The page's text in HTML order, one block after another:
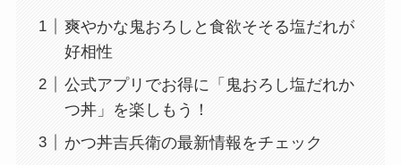
爽やかな鬼おろしと食欲そそる塩だれが
好相性
公式アプリでお得に「鬼おろし塩だれか
つ丼」を楽しもう！
かつ丼吉兵衛の最新情報をチェック